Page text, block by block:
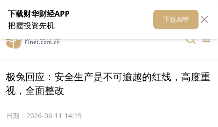
在线客服 关于我们 财华媒体矩阵 财华智库
极兔回应：安全生产是不可逾越的红线，高度重
视，全面整改
日期： 2026-06-11 14:19
下载财华财经APP
把握投资先机
下载APP